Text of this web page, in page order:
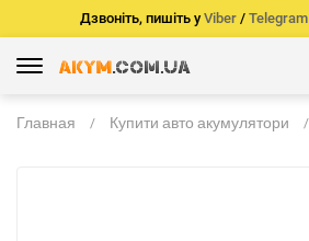
Дзвоніть, пишіть у Viber / Telegram
Главная Купити авто акумулятори